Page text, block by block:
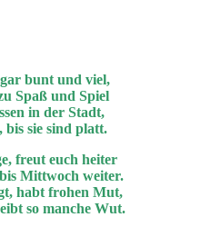
bunt und viel,
Spaß und Spiel
in der Stadt,
bis sie sind platt.
freut euch heiter
Mittwoch weiter.
habt frohen Mut,
so manche Wut.